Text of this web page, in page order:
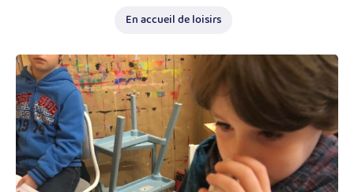
En accueil de loisirs